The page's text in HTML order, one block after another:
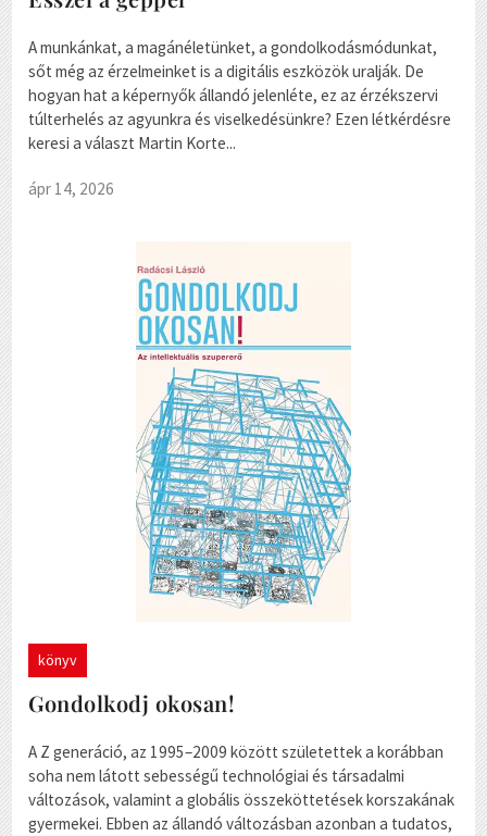
A munkánkat, a magánéletünket, a gondolkodásmódunkat,
sőt még az érzelmeinket is a digitális eszközök uralják. De
hogyan hat a képernyők állandó jelenléte, ez az érzékszervi
túlterhelés az agyunkra és viselkedésünkre? Ezen létkérdésre
keresi a választ Martin Korte...
ápr 14, 2026
könyv
Gondolkodj okosan!
A Z generáció, az 1995–2009 között születettek a korábban
soha nem látott sebességű technológiai és társadalmi
változások, valamint a globális összeköttetések korszakának
gyermekei. Ebben az állandó változásban azonban a tudatos,